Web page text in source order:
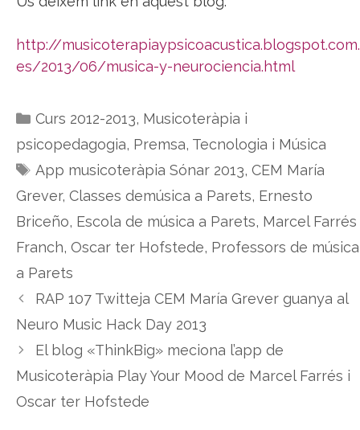
http://musicoterapiaypsicoacustica.blogspot.com.
es/2013/06/musica-y-neurociencia.html
Categories
Curs 2012-2013, Musicoteràpia i
psicopedagogia, Premsa, Tecnologia i Música
Etiquetes
App musicoteràpia Sónar 2013, CEM María
Grever, Classes demúsica a Parets, Ernesto
Briceño, Escola de música a Parets, Marcel Farrés
Franch, Oscar ter Hofstede, Professors de música
a Parets
RAP 107 Twitteja CEM María Grever guanya al
Neuro Music Hack Day 2013
El blog «ThinkBig» meciona l’app de
Musicoteràpia Play Your Mood de Marcel Farrés i
Oscar ter Hofstede